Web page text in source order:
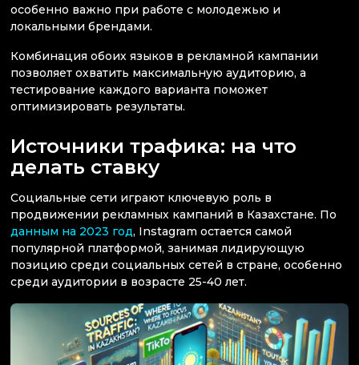
особенно важно при работе с молодежью и
локальными брендами.
Комбинация обоих языков в рекламной кампании
позволяет охватить максимальную аудиторию, а
тестирование каждого варианта поможет
оптимизировать результаты.
Источники трафика: на что
делать ставку
Социальные сети играют ключевую роль в
продвижении рекламных кампаний в Казахстане. По
данным на 2023 год, Instagram остается самой
популярной платформой, занимая лидирующую
позицию среди социальных сетей в стране, особенно
среди аудитории в возрасте 25-40 лет.